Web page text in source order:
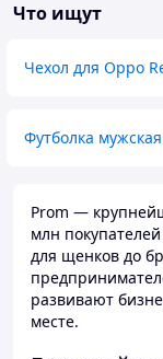
Что ищут
Чехол для Oppo
Футболка
Prom —
млн
для щенков до
развивают
месте.